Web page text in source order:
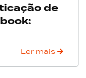
de
Ler mais